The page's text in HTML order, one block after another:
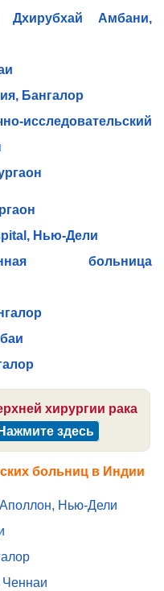
Дхирубхай Амбани,
Бангалор
исследовательский
Нью-Дели
больница
хирургии рака
Нажмите здесь
больниц в Индии
Нью-Дели